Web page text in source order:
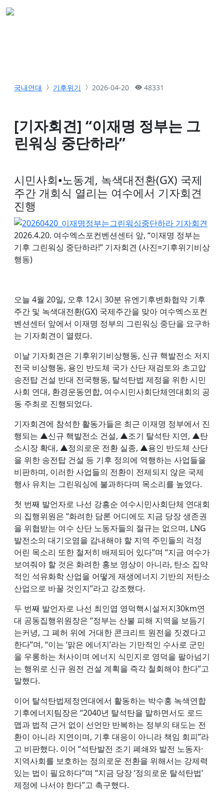
국내연대 기후위기 2026-04-20 48331
[기자회견] “이재명 정부는 그
린워싱 중단하라”
시민사회⦁노동계, 녹색대전환(GX) 국제
주간 개회식 열리는 여수에서 기자회견
진행
2026.4.20. 여수엑스포컨벤션센터 앞, “이재명 정부는
기후 그린워싱 중단하라!” 기자회견 (사진=기후위기비상
행동)
오늘 4월 20일, 오후 12시 30분 유엔기후변화협약 기후
주간 및 녹색대전환(GX) 국제주간을 맞아 여수엑스포컨
벤션센터 앞에서 이재명 정부의 그린워싱 중단을 요구하
는 기자회견이 열렸다.
이날 기자회견은 기후위기비상행동, 신규 핵발전소 저지
전국 비상행동, 용인 반도체 국가 산단 재검토와 초고압
송전탑 건설 반대 전국행동, 탈석탄법 제정을 위한 시민
사회 연대, 환경운동연합, 여수시민사회단체연대회의 공
동 주최로 진행되었다.
기자회견에 참석한 활동가들은 최근 이재명 정부에서 진
행되는 ▲신규 핵발전소 건설, ▲조기 탈석탄 지연, ▲탄
소시장 확대, ▲정의로운 전환 실종, ▲용인 반도체 산단
을 위한 송전탑 건설 등 기후 정의에 역행하는 사업들을
비판하며, 이러한 사업들의 전환이 전제되지 않은 국제
행사 유치는 그린워싱에 불과하다며 목소리를 높였다.
첫 번째 발언자로 나선 강흥순 여수시민사회단체 연대회
의 집행위원은 “화려한 담론 어디에도 지금 당장 생존권
을 위협받는 여수 산단 노동자들의 절규는 없으며, LNG
발전소의 대기오염을 감내해야 할 지역 주민들의 걱정
어린 목소리 또한 철저히 배제되어 있다”며 “지금 여수가
보여줘야 할 것은 화려한 홍보 영상이 아니라, 탄소 집약
적인 석유화학 산업을 어떻게 재생에너지 기반의 저탄소
산업으로 바꿀 것인지”라고 강조했다.
두 번째 발언자로 나선 최인엽 영덕핵시설저지30km연
대 공동집행위원장은 “정부는 산불 피해 지역을 보듬기
는커녕, 그 폐허 위에 거대한 콘크리트 원전을 짓겠다고
한다”며, “이는 ‘맑은 에너지’라는 기만적인 수사로 군민
을 우롱하는 처사이며 에너지 식민지로 영덕을 팔아넘기
는 행위로 신규 원전 건설 계획을 즉각 철회해야 한다”고
말했다.
이어 탈석탄법제정연대에서 활동하는 박수홍 녹색연합
기후에너지팀장은 “2040년 탈석탄을 말하면서도 로드
맵과 법적 근거 없이 선언만 반복하는 정부의 태도는 전
환이 아니라 지연이며, 기후 대응이 아니라 책임 회피”라
고 비판했다. 이어 “석탄발전 조기 폐쇄와 발전 노동자·
지역사회를 보호하는 정의로운 전환을 위해서는 강제력
있는 법이 필요하다”며 “지금 당장 ‘정의로운 탈석탄법’
제정에 나서야 한다”고 촉구했다.